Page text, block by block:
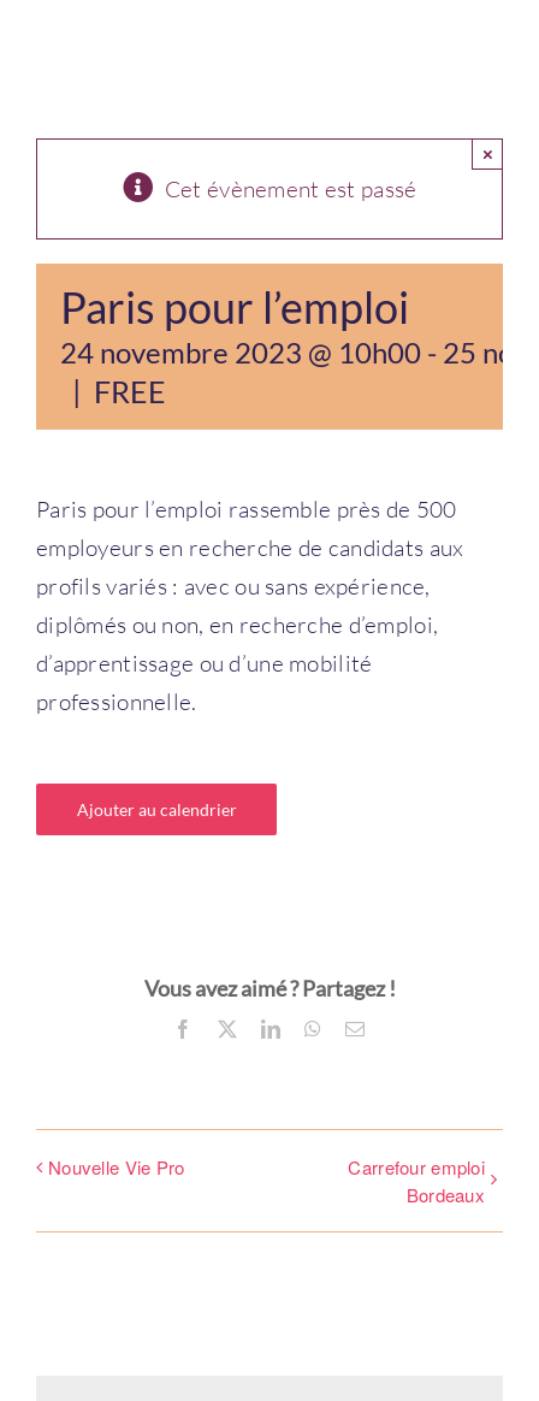
Cet évènement est passé
×
Paris pour l’emploi
24 novembre 2023 @ 10h00 - 25
| FREE
Paris pour l’emploi rassemble près de 500
employeurs en recherche de candidats aux
profils variés : avec ou sans expérience,
diplômés ou non, en recherche d’emploi,
d’apprentissage ou d’une mobilité
professionnelle.
Ajouter au calendrier
Vous avez aimé ? Partagez !
Facebook
X LinkedInWhatsApp
Email
Nouvelle Vie Pro
Carrefour emploi
Bordeaux